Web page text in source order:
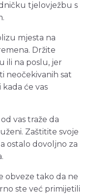
tjelovježbu s
mjesta na
Držite
ili na poslu, jer
neočekivanih sat
će vas
vas traže da
Zaštitite svoje
ostalo dovoljno za
obveze tako da ne
ste već primijetili